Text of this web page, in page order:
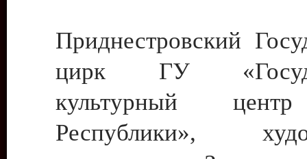
Приднестровский
цирк ГУ
культурный
Республики»,